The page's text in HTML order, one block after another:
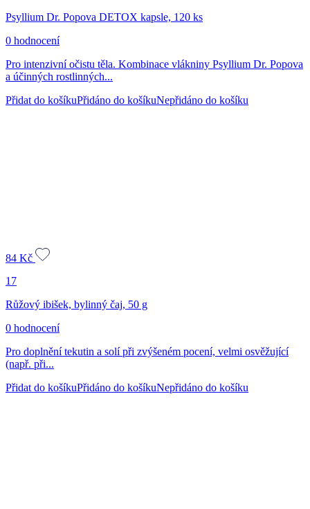
Psyllium Dr. Popova DETOX kapsle, 120 ks
0 hodnocení
Pro intenzivní očistu těla. Kombinace vlákniny Psyllium Dr. Popova
a účinných rostlinných...
Přidat do košíkuPřidáno do košíkuNepřidáno do košíku
84 Kč
17
Růžový ibišek, bylinný čaj, 50 g
0 hodnocení
Pro doplnění tekutin a solí při zvýšeném pocení, velmi osvěžující
(např. při...
Přidat do košíkuPřidáno do košíkuNepřidáno do košíku